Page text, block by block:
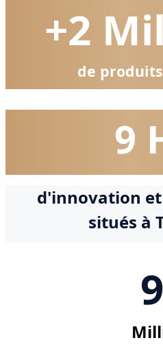
+2
de
9
d'innovation
situés à